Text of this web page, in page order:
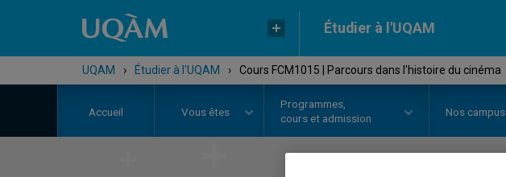
Étudier à l'UQAM
UQAM › Étudier à l'UQAM › Cours FCM1015 | Parcours dans l'histoire du cinéma
Accueil Vous êtes
Programmes,
cours et admission
Nos campus